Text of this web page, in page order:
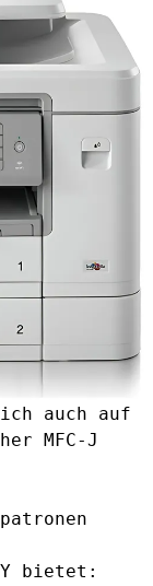
auch auf
MFC-J
bietet: